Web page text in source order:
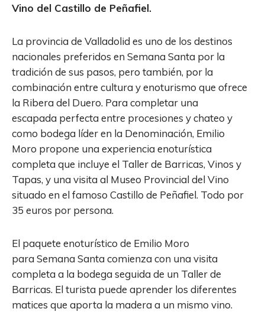
Vino del Castillo de Peñafiel.
La provincia de Valladolid es uno de los destinos
nacionales preferidos en Semana Santa por la
tradición de sus pasos, pero también, por la
combinación entre cultura y enoturismo que ofrece
la Ribera del Duero. Para completar una
escapada perfecta entre procesiones y chateo y
como bodega líder en la Denominación, Emilio
Moro propone una experiencia enoturística
completa que incluye el Taller de Barricas, Vinos y
Tapas, y una visita al Museo Provincial del Vino
situado en el famoso Castillo de Peñafiel. Todo por
35 euros por persona.
El paquete enoturístico de Emilio Moro
para Semana Santa comienza con una visita
completa a la bodega seguida de un Taller de
Barricas. El turista puede aprender los diferentes
matices que aporta la madera a un mismo vino.